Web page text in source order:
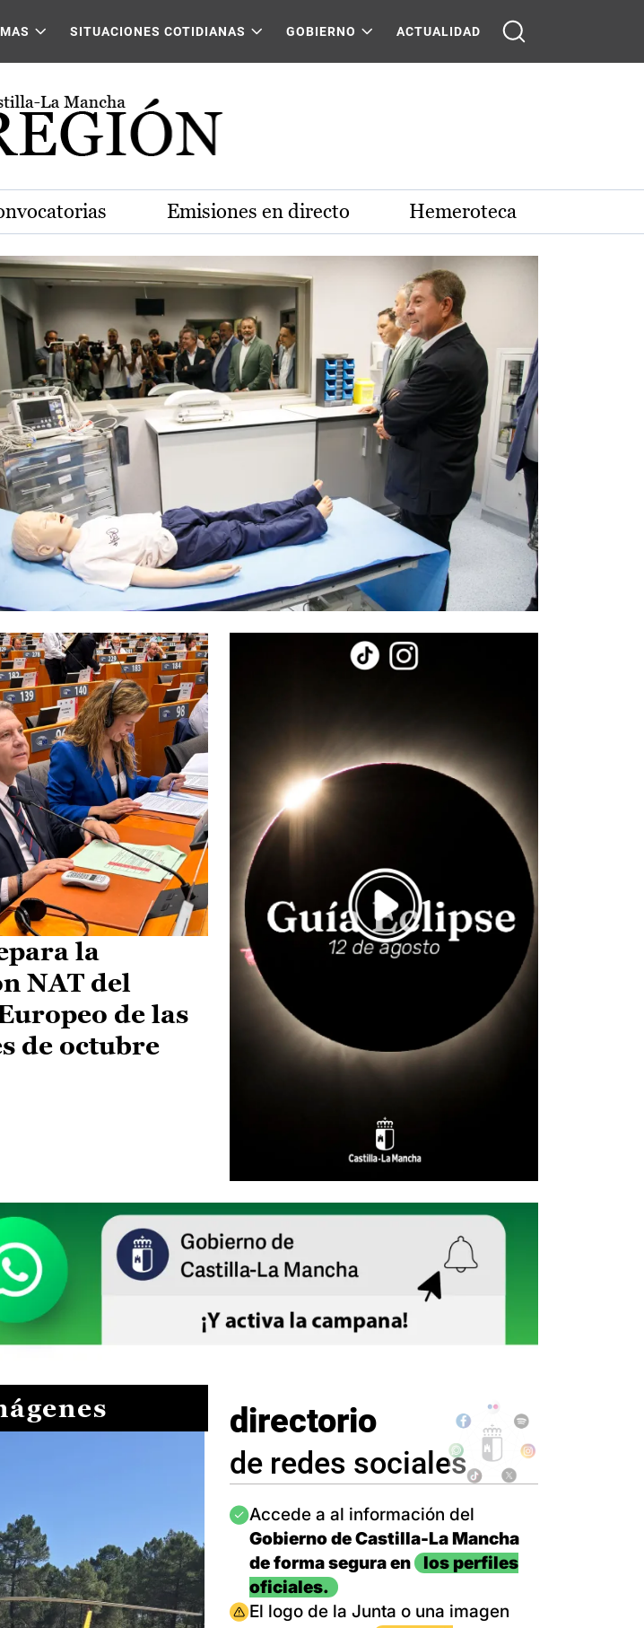
SITUACIONES COTIDIANAS GOBIERNO ACTUALIDAD
Emisiones en directo Hemeroteca
la
NAT del
de las
de octubre
directorio
de redes sociales
Imagen
Accede a al información del
Gobierno de Castilla-La Mancha
de forma segura en
los perfiles
oficiales.
Imagen
El logo de la Junta o una imagen